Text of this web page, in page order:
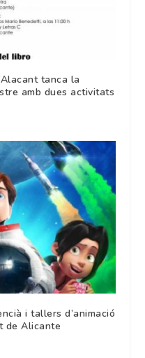
tanca la
amb dues activitats
i tallers d’animació
de Alicante